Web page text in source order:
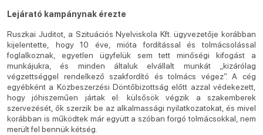
Lejárató kampánynak érezte
Ruszkai Juditot, a Szituációs Nyelviskola Kft. ügyvezetője korábban
kijelentette, hogy 10 éve, mióta fordítással és tolmácsolással
foglalkoznak, egyetlen ügyfelük sem tett minőségi kifogást a
munkájukra, és minden általuk elvállalt munkát „kizárólag
végzettséggel rendelkező szakfordító és tolmács végez”. A cég
egyébként a Közbeszerzési Döntőbizottság előtt azzal védekezett,
hogy jóhiszeműen jártak el: külsősök végzik a szakemberek
szervezését, ők szerzik be az alkalmassági nyilatkozatokat, és mivel
korábban is működtek már együtt a szóban forgó tolmácsokkal, nem
merült fel bennük kétség.